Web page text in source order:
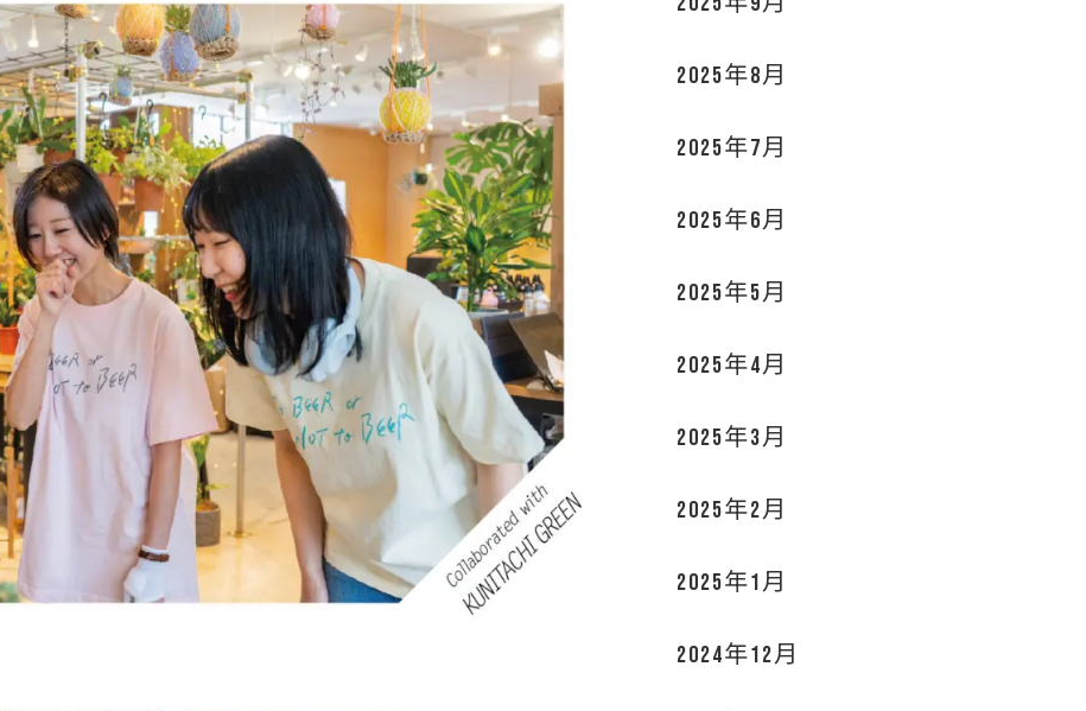
2025年8月
2025年7月
2025年6月
2025年5月
2025年4月
2025年3月
2025年2月
2025年1月
2024年12月